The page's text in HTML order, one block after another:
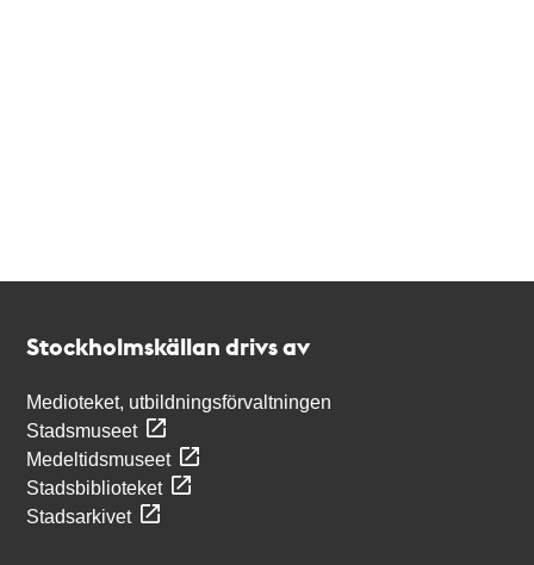
Stockholmskällan drivs av
Medioteket, utbildningsförvaltningen
Stadsmuseet
Medeltidsmuseet
Stadsbiblioteket
Stadsarkivet